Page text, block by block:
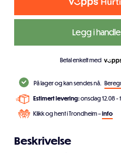
Legg i
Betal enkelt med
På lager og kan sendes nå.
Estimert levering:onsdag 12.08 -
Klikk og hent i Trondheim –info
Beskrivelse